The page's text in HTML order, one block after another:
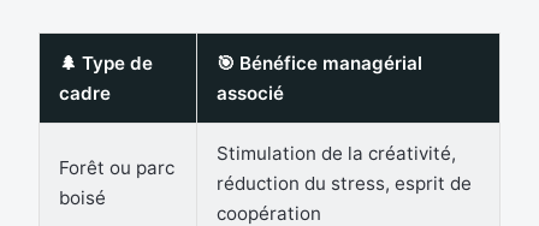
🌲 Type de
cadre
🎯 Bénéfice managérial
associé
Forêt ou parc
boisé
Stimulation de la créativité,
réduction du stress, esprit de
coopération